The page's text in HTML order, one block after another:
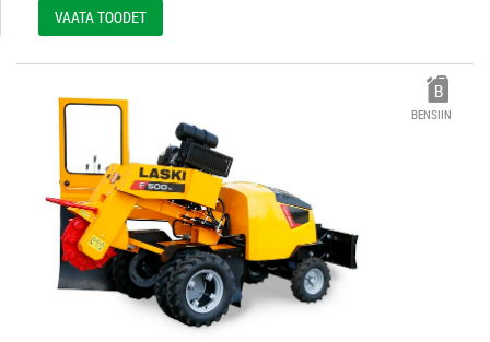
VAATA TOODET
BENSIIN